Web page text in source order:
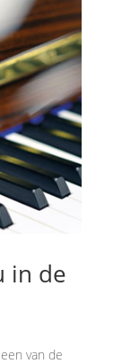
in de
van de